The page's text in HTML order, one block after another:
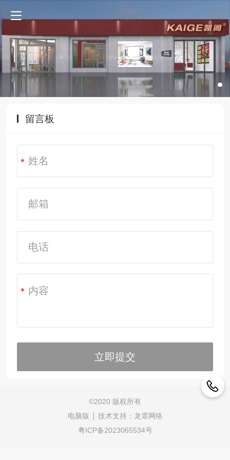
留言板
*
*
©2020 版权所有
电脑版
技术支持： 龙霏网络
粤ICP备2023065534号